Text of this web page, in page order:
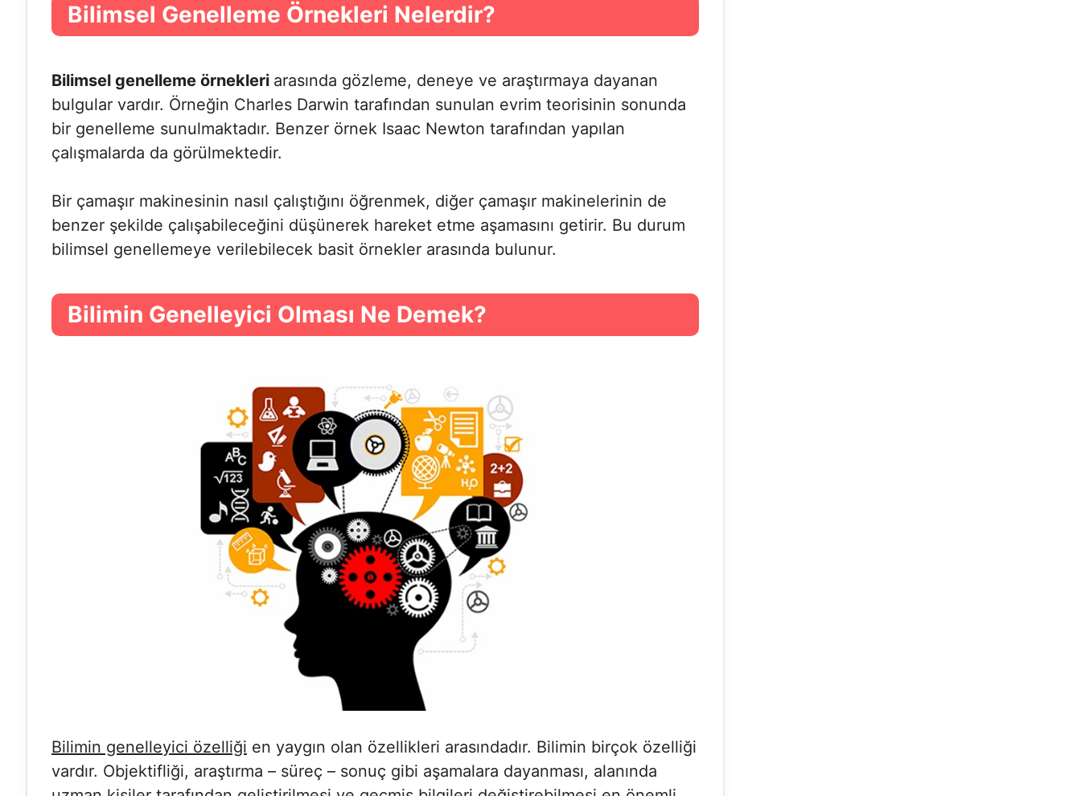
Bilimsel Genelleme Örnekleri Nelerdir?
Bilimsel genelleme örnekleri arasında gözleme, deneye ve araştırmaya dayanan
bulgular vardır. Örneğin Charles Darwin tarafından sunulan evrim teorisinin sonunda
bir genelleme sunulmaktadır. Benzer örnek Isaac Newton tarafından yapılan
çalışmalarda da görülmektedir.
Bir çamaşır makinesinin nasıl çalıştığını öğrenmek, diğer çamaşır makinelerinin de
benzer şekilde çalışabileceğini düşünerek hareket etme aşamasını getirir. Bu durum
bilimsel genellemeye verilebilecek basit örnekler arasında bulunur.
Bilimin Genelleyici Olması Ne Demek?
Bilimin genelleyici özelliği en yaygın olan özellikleri arasındadır. Bilimin birçok özelliği
vardır. Objektifliği, araştırma – süreç – sonuç gibi aşamalara dayanması, alanında